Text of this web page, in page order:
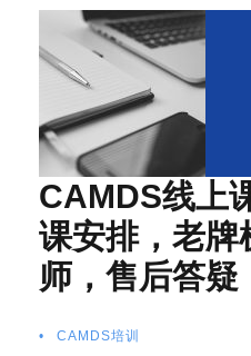
CAMDS线上
课安排，老牌
师，售后答疑
• CAMDS培训